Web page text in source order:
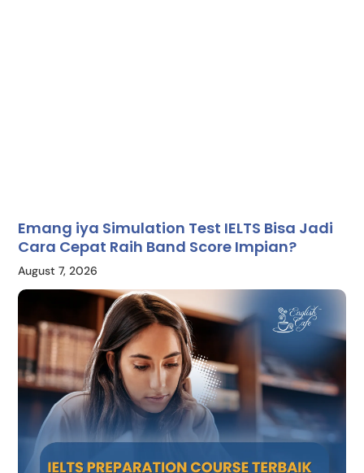
Emang iya Simulation Test IELTS Bisa Jadi
Cara Cepat Raih Band Score Impian?
August 7, 2026